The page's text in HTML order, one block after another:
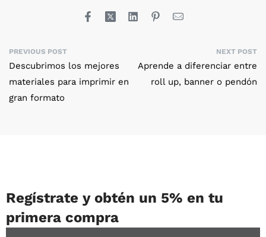
PREVIOUS POST
Descubrimos los mejores
materiales para imprimir en
gran formato
NEXT POST
Aprende a diferenciar entre
roll up, banner o pendón
Regístrate y obtén un 5% en tu
primera compra